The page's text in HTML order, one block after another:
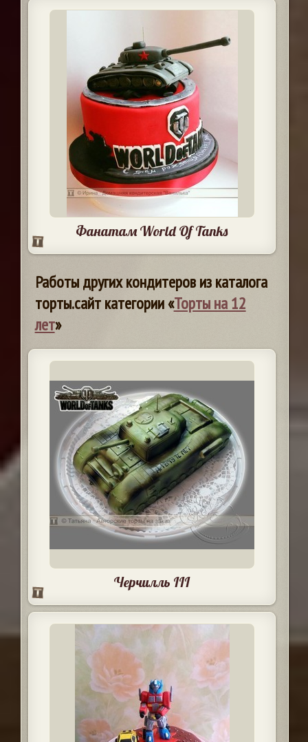
Фанатам World Of Tanks
Работы других кондитеров из каталога
торты.сайт категории «Торты на 12
лет»
Черчилль III